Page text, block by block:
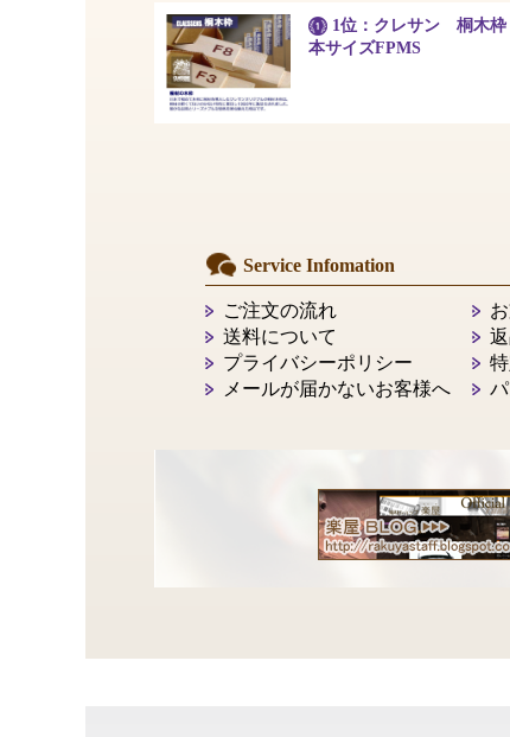
1位：クレサン 桐木
本サイズFPMS
Service Infomation
ご注文の流れ
送料について
プライバシーポリシー
メールが届かないお客様へ